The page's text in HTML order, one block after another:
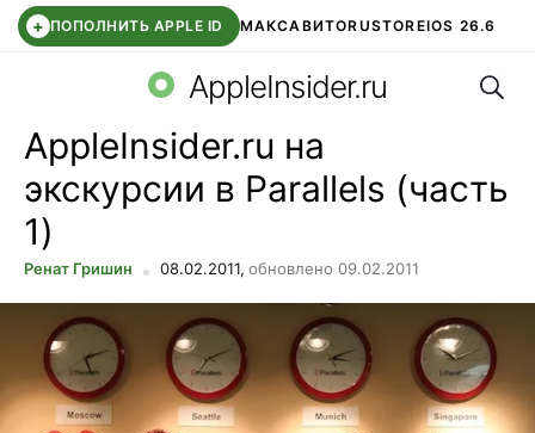
+ ПОПОЛНИТЬ APPLE ID МАКСАВИТОRUSTOREIOS 26.6
СБЕР КИДС ВТБ ОНЛАЙН ЧАТ В ROBLOX
AppleInsider.ru
AppleInsider.ru на
экскурсии в Parallels (часть
1)
Ренат Гришин 08.02.2011, обновлено 09.02.2011